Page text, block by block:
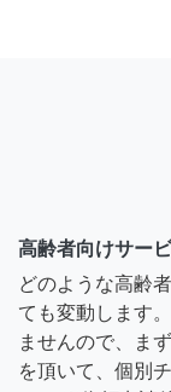
高齢者向けサー
どのような高齢
ても変動します
ませんので、ま
を頂いて、個別